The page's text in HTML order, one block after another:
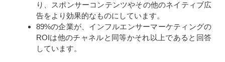
り、スポンサーコンテンツやその他のネイティブ広
告をより効果的なものにしています。
89%の企業が、インフルエンサーマーケティングの
ROIは他のチャネルと同等かそれ以上であると回答
しています。